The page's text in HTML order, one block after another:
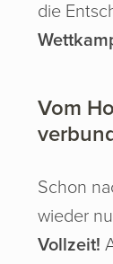
die
Vom
Schon
wieder
Vollzeit!